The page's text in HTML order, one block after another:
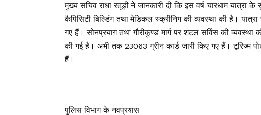
मुख्य सचिव राधा रतूड़ी ने जानकारी दी कि इस वर्ष चारधाम यात्रा
कैपिसिटी बिल्डिंग तथा मेडिकल स्क्रीनिग की व्यवस्था की है।
गए हैं। सोनप्रयाग तथा गौरीकुण्ड मार्ग पर शटल सर्विस की व्यवस्था
की गई है। अभी तक 23063 ग्रीन कार्ड जारी किए गए हैं। टूरिज्म
हैं।
पुलिस विभाग के नवप्रयास